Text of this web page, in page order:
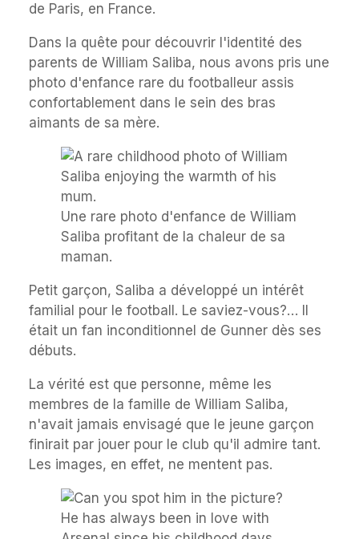
de Paris, en France.
Dans la quête pour découvrir l'identité des
parents de William Saliba, nous avons pris une
photo d'enfance rare du footballeur assis
confortablement dans le sein des bras
aimants de sa mère.
Une rare photo d'enfance de William
Saliba profitant de la chaleur de sa
maman.
Petit garçon, Saliba a développé un intérêt
familial pour le football. Le saviez-vous?… Il
était un fan inconditionnel de Gunner dès ses
débuts.
La vérité est que personne, même les
membres de la famille de William Saliba,
n'avait jamais envisagé que le jeune garçon
finirait par jouer pour le club qu'il admire tant.
Les images, en effet, ne mentent pas.